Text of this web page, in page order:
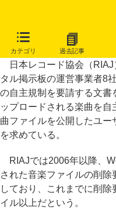
カテゴリ 過去記事
レコ協が携帯掲示板8社に要
日本レコード協会（RIAJ
タル掲示板の運営事業者8
の自主規制を要請する文書
ップロードされる楽曲を
曲ファイルを公開したユ
を求めている。
RIAJでは2006年以降、
された音楽ファイルの削
しており、これまでに削
イル以上だという。